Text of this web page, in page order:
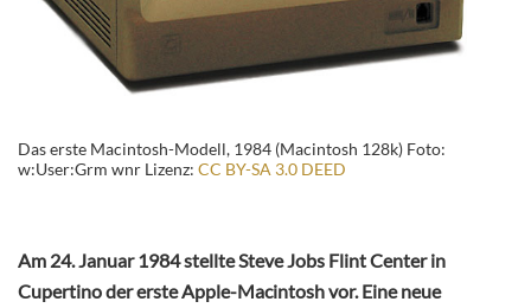
Das erste Macintosh-Modell, 1984 (Macintosh 128k) Foto:
w:User:Grm wnr Lizenz: CC BY-SA 3.0 DEED
Am 24. Januar 1984 stellte Steve Jobs Flint Center in
Cupertino der erste Apple-Macintosh vor. Eine neue